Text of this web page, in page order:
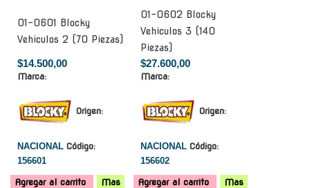
01-0601 Blocky
Vehiculos 2 (70 Piezas)
$14.500,00
Marca:
Origen:
NACIONAL Código:
156601
Agregar al carrito Mas
01-0602 Blocky
Vehiculos 3 (140
Piezas)
$27.600,00
Marca:
Origen:
NACIONAL Código:
156602
Agregar al carrito
Mas